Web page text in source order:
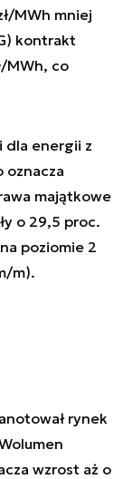
MWh mniej
kontrakt
MWh, co
dla energii z
oznacza
majątkowe
o 29,5 proc.
poziomie 2
m).
rynek
wzrost aż o